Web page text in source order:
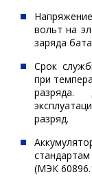
вольт на
заряда
Срок
при
разряд.
(МЭК